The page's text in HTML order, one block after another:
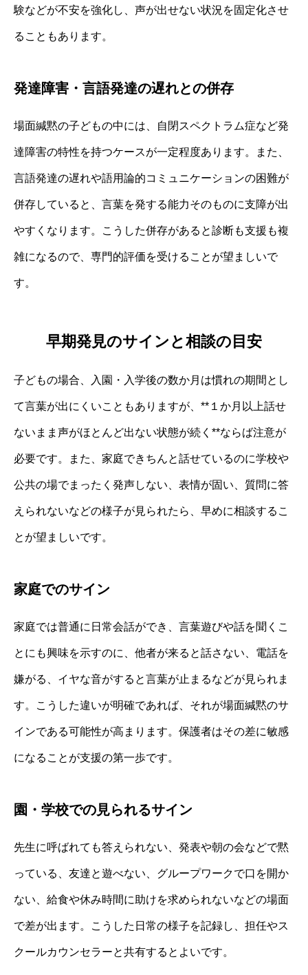
験などが不安を強化し、声が出せない状況を固定化させ
ることもあります。
発達障害・言語発達の遅れとの併存
場面緘黙の子どもの中には、自閉スペクトラム症など発
達障害の特性を持つケースが一定程度あります。また、
言語発達の遅れや語用論的コミュニケーションの困難が
併存していると、言葉を発する能力そのものに支障が出
やすくなります。こうした併存があると診断も支援も複
雑になるので、専門的評価を受けることが望ましいで
す。
早期発見のサインと相談の目安
子どもの場合、入園・入学後の数か月は慣れの期間とし
て言葉が出にくいこともありますが、**１か月以上話せ
ないまま声がほとんど出ない状態が続く**ならば注意が
必要です。また、家庭できちんと話せているのに学校や
公共の場でまったく発声しない、表情が固い、質問に答
えられないなどの様子が見られたら、早めに相談するこ
とが望ましいです。
家庭でのサイン
家庭では普通に日常会話ができ、言葉遊びや話を聞くこ
とにも興味を示すのに、他者が来ると話さない、電話を
嫌がる、イヤな音がすると言葉が止まるなどが見られま
す。こうした違いが明確であれば、それが場面緘黙のサ
インである可能性が高まります。保護者はその差に敏感
になることが支援の第一歩です。
園・学校での見られるサイン
先生に呼ばれても答えられない、発表や朝の会などで黙
っている、友達と遊べない、グループワークで口を開か
ない、給食や休み時間に助けを求められないなどの場面
で差が出ます。こうした日常の様子を記録し、担任やス
クールカウンセラーと共有するとよいです。